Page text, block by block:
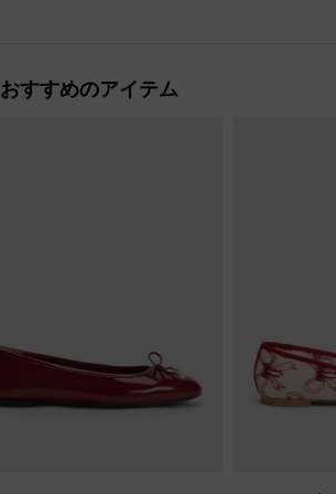
おすすめのアイテム